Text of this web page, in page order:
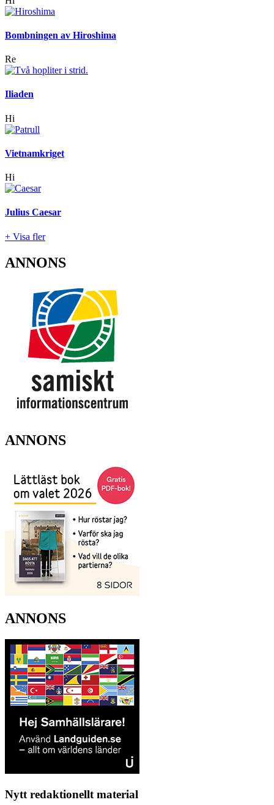
Bombningen av Hiroshima
Re
Iliaden
Hi
Vietnamkriget
Hi
Julius Caesar
+ Visa fler
ANNONS
ANNONS
ANNONS
Nytt redaktionellt material